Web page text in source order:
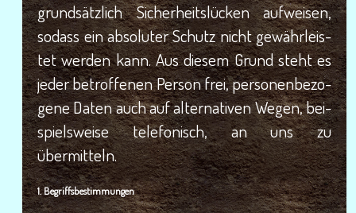
grund­sätz­lich Sicher­heits­lü­cken auf­wei­sen,
sodass ein abso­lu­ter Schutz nicht gewähr­leis­
tet wer­den kann. Aus die­sem Grund steht es
jeder betrof­fe­nen Per­son frei, per­so­nen­be­zo­
ge­ne Daten auch auf alter­na­ti­ven Wegen, bei­
spiels­wei­se tele­fo­nisch, an uns zu
übermitteln.
1. Begriffs­be­stim­mun­gen